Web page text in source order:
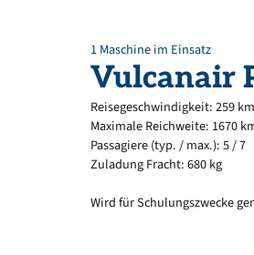
1 Maschine im Einsatz
Vulcanair
Reisegeschwindigkeit: 259
Maximale Reichweite: 1670
Passagiere (typ. / max.): 5 / 7
Zuladung Fracht: 680 kg
Wird für Schulungszwecke